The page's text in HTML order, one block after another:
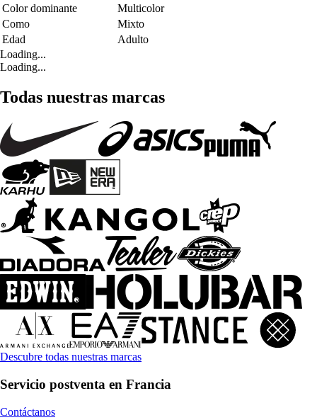
Color dominante
Multicolor
Como
Mixto
Edad
Adulto
Loading...
Loading...
Todas nuestras marcas
Descubre todas nuestras marcas
Servicio postventa en Francia
Contáctanos